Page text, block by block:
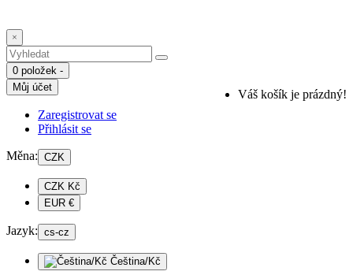
0 položek -
Váš košík je prázdný!
Můj účet
Zaregistrovat se
Přihlásit se
Měna: CZK
CZK Kč
EUR €
Jazyk: cs-cz
Čeština/Kč